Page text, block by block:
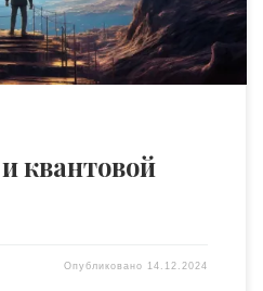
сквозь нас и сквозь
квантовой
Опубликовано 14.12.2024